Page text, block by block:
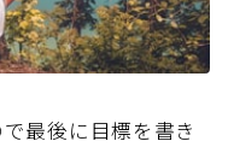
最後に目標を書き